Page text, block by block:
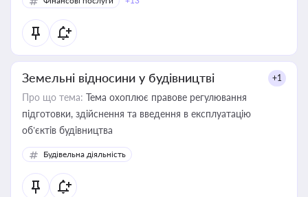
Земельні відносини у будівництві +1
Про що тема: Тема охоплює правове регулювання
підготовки, здійснення та введення в експлуатацію
об’єктів будівництва
Будівельна діяльність